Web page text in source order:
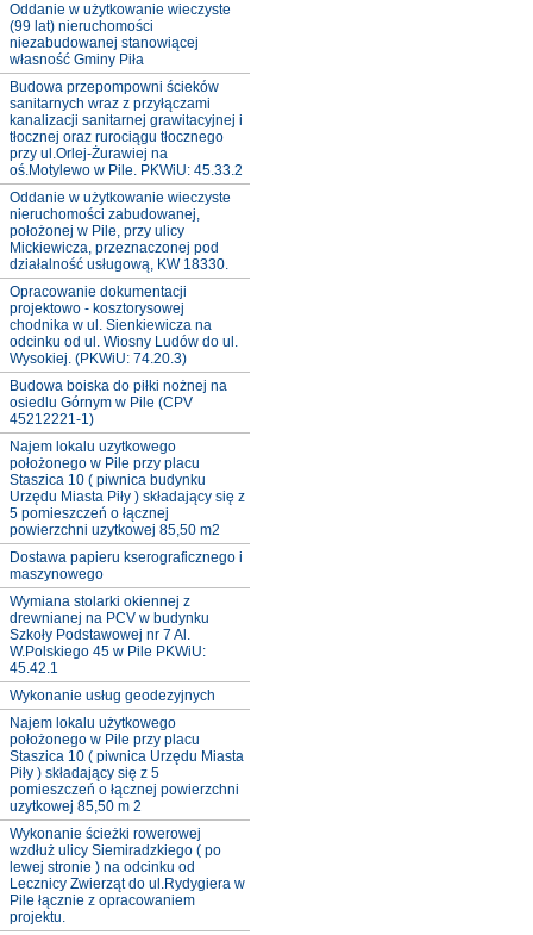
Oddanie w użytkowanie wieczyste
(99 lat) nieruchomości
niezabudowanej stanowiącej
własność Gminy Piła
Budowa przepompowni ścieków
sanitarnych wraz z przyłączami
kanalizacji sanitarnej grawitacyjnej i
tłocznej oraz rurociągu tłocznego
przy ul.Orlej-Żurawiej na
oś.Motylewo w Pile. PKWiU: 45.33.2
Oddanie w użytkowanie wieczyste
nieruchomości zabudowanej,
położonej w Pile, przy ulicy
Mickiewicza, przeznaczonej pod
działalność usługową, KW 18330.
Opracowanie dokumentacji
projektowo - kosztorysowej
chodnika w ul. Sienkiewicza na
odcinku od ul. Wiosny Ludów do ul.
Wysokiej. (PKWiU: 74.20.3)
Budowa boiska do piłki nożnej na
osiedlu Górnym w Pile (CPV
45212221-1)
Najem lokalu uzytkowego
położonego w Pile przy placu
Staszica 10 ( piwnica budynku
Urzędu Miasta Piły ) składający się z
5 pomieszczeń o łącznej
powierzchni uzytkowej 85,50 m2
Dostawa papieru kserograficznego i
maszynowego
Wymiana stolarki okiennej z
drewnianej na PCV w budynku
Szkoły Podstawowej nr 7 Al.
W.Polskiego 45 w Pile PKWiU:
45.42.1
Wykonanie usług geodezyjnych
Najem lokalu użytkowego
położonego w Pile przy placu
Staszica 10 ( piwnica Urzędu Miasta
Piły ) składający się z 5
pomieszczeń o łącznej powierzchni
uzytkowej 85,50 m 2
Wykonanie ścieżki rowerowej
wzdłuż ulicy Siemiradzkiego ( po
lewej stronie ) na odcinku od
Lecznicy Zwierząt do ul.Rydygiera w
Pile łącznie z opracowaniem
projektu.